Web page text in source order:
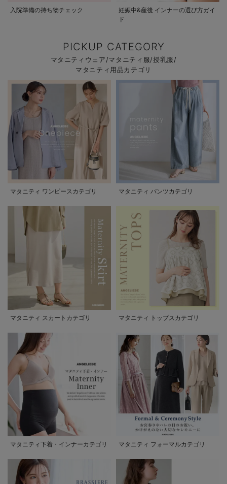
入院準備の持ち物チェック
妊娠中&産後 インナーの選び方ガイ
ド
PICKUP CATEGORY
マタニティウェア/マタニティ服/授乳服/
マタニティ用品カテゴリ
マタニティ ワンピースカテゴリ マタニティ パンツカテゴリ
マタニティ スカートカテゴリ マタニティ トップスカテゴリ
マタニティ下着・インナーカテゴリ マタニティ フォーマルカテゴリ